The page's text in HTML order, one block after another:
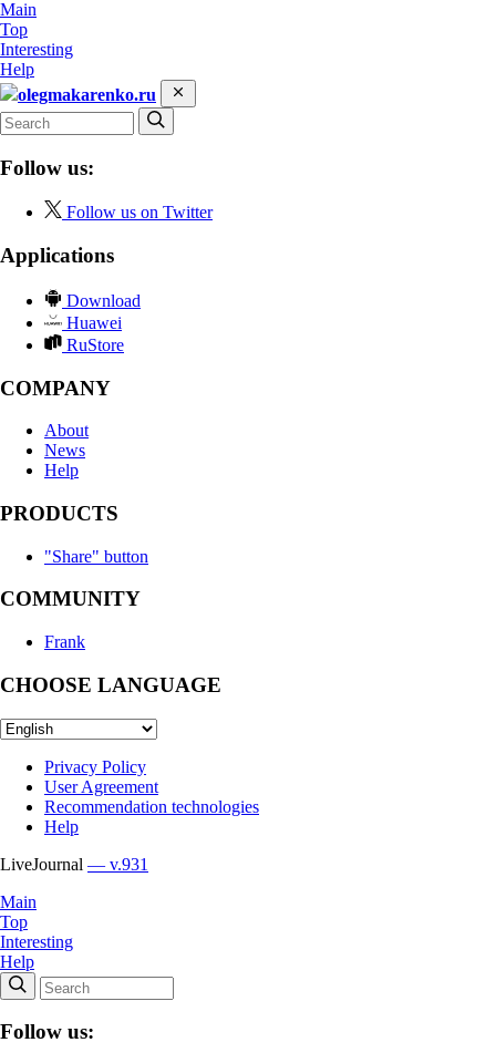
Main
Top
Interesting
Help
olegmakarenko.ru
Follow us:
Follow us on Twitter
Applications
Download
Huawei
RuStore
COMPANY
About
News
Help
PRODUCTS
"Share" button
COMMUNITY
Frank
CHOOSE LANGUAGE
Privacy Policy
User Agreement
Recommendation technologies
Help
LiveJournal — v.931
Main
Top
Interesting
Help
Follow us: